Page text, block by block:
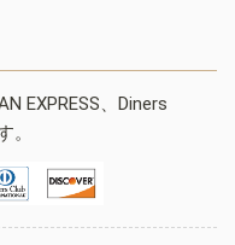
EXPRESS、Diners
。